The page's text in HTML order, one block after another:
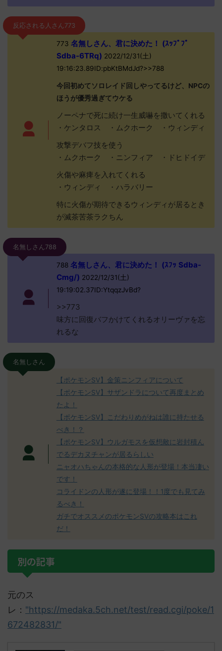
反応される人さん773
773 名無しさん、君に決めた！ (ｽｯﾌﾟﾌﾟ
Sdba-6TRq) 2022/12/31(土)
19:16:23.89ID:pbKtBMdJd?>>788
今回初めてソロレイド回しやってるけど、NPCの
ほうが優秀過ぎてウケる
ノーペナで死に続け一生威嚇を撒いてくれる
・ケンタロス ・ムクホーク ・ウィンディ
攻撃デバフ技を使う
・ムクホーク ・ニンフィア ・ドヒドイデ
火傷や麻痺を入れてくれる
・ウィンディ ・ハラバリー
特に火傷が期待できるウィンディが居るとき
が滅茶苦茶ラクちん
名無しさん788
788名無しさん、君に決めた！ (ｽﾌｯ Sdba-
Cmg/) 2022/12/31(土)
19:19:02.37ID:YtqqzJvBd?
>>773
味方に回復バフかけてくれるオリーヴァを忘
れるな
名無しさん
【ポケモンSV】金策ニンフィアについて
【ポケモンSV】サザンドラについて再度まとめ
たよ！
【ポケモンSV】こだわりめがねは誰に持たせる
べき！？
【ポケモンSV】ウルガモスを仮想敵に岩封積ん
でるデカヌチャンが居るらしい
ニャオハちゃんの本格的な人形が登場！本当凄い
です！
コライドンの人形が遂に登場！！1度でも見てみ
るべき！
ガチでオススメのポケモンSVの攻略本はこれ
だ！
別の記事
元のス
レ： "https://medaka.5ch.net/test/read.cgi/poke/1
672482831/"